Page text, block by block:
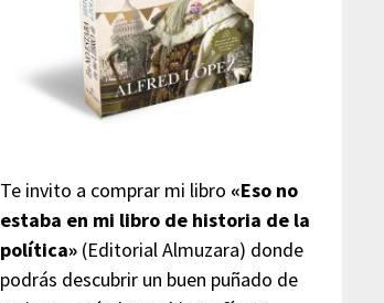
Te invito a comprar mi libro «Eso no
estaba en mi libro de historia de la
política»(Editorial Almuzara) donde
podrás descubrir un buen puñado de